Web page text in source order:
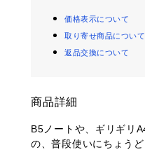
価格表示について
取り寄せ商品について
返品交換について
商品詳細
B5ノートや、ギリギリ
の、普段使いにちょう